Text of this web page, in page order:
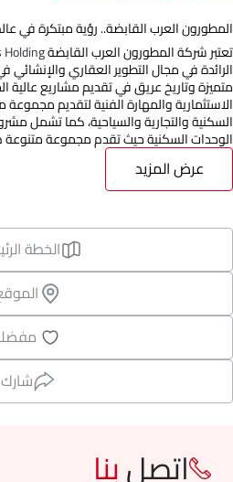
المطورون العرب القابضة.. رؤية مبتكرة في
تعتبر شركة المطورون العرب القابضةHolding
الرائدة في مجال التطوير العقاري
متميزة وتاريخ عريق في تقديم مشاريع عالية
الاستثمارية والمهارة الفنية لتقديم
السكنية والتجارية والسياحية، كما تشمل
الوحدات السكنية حيث تقدم مجموعة متنوعة
عرض المزيد
الخطة
شارك
اتصلبنا